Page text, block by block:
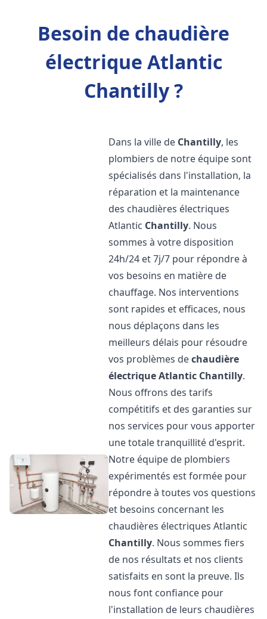
Besoin de chaudière
électrique Atlantic
Chantilly ?
Dans la ville de Chantilly, les
plombiers de notre équipe sont
spécialisés dans l'installation, la
réparation et la maintenance
des chaudières électriques
Atlantic Chantilly. Nous
sommes à votre disposition
24h/24 et 7j/7 pour répondre à
vos besoins en matière de
chauffage. Nos interventions
sont rapides et efficaces, nous
nous déplaçons dans les
meilleurs délais pour résoudre
vos problèmes dechaudière
électrique Atlantic Chantilly.
Nous offrons des tarifs
compétitifs et des garanties sur
nos services pour vous apporter
une totale tranquillité d'esprit.
Notre équipe de plombiers
expérimentés est formée pour
répondre à toutes vos questions
et besoins concernant les
chaudières électriques Atlantic
Chantilly. Nous sommes fiers
de nos résultats et nos clients
satisfaits en sont la preuve. Ils
nous font confiance pour
l'installation de leurs chaudières